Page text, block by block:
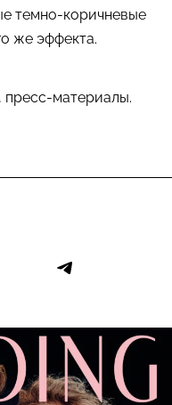
темно-коричневые
же эффекта.
, пресс-материалы.